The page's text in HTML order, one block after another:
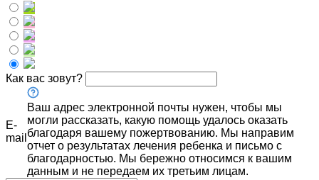
Как вас зовут?
E-
mail
Ваш адрес электронной почты нужен, чтобы мы
могли рассказать, какую помощь удалось оказать
благодаря вашему пожертвованию. Мы направим
отчет о результатах лечения ребенка и письмо с
благодарностью. Мы бережно относимся к вашим
данным и не передаем их третьим лицам.